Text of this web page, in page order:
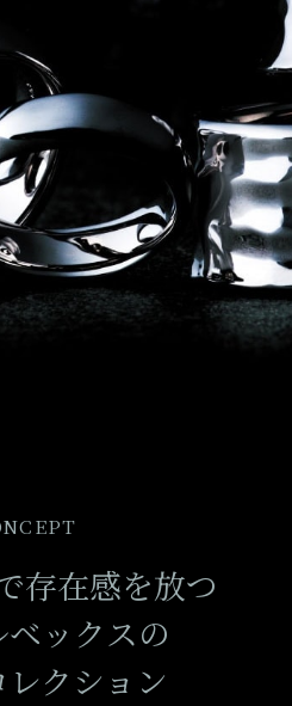
存在感を放つ
ックスの
レクション